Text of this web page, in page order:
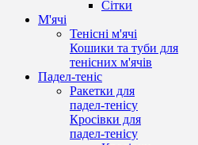
Сітки
М'ячі
Тенісні м'ячі
Кошики та туби для
тенісних м'ячів
Падел-теніс
Ракетки для
падел-тенісу
Кросівки для
падел-тенісу